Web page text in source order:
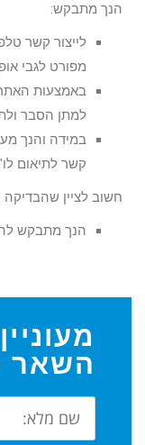
הנך מתבקש:
מפורט לגבי
באמצעות האתר
למתן הסבר
במידה והנך
קשר לתיאום
חשוב לציין שהבדיקה עורכת
הנך מתבקש
השאר